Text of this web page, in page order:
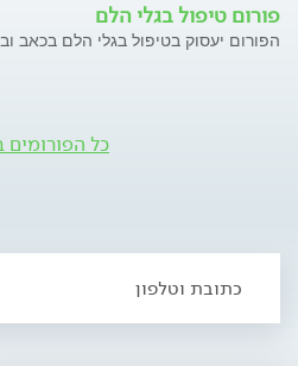
פורום טיפול בגלי הלם
הפורום יעסוק בטיפול בגלי הלם בכאב
כל הפורומים
כתובת וטלפון